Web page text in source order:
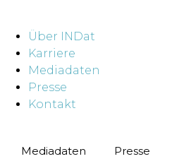
Über INDat
Karriere
Mediadaten
Presse
Kontakt
Mediadaten Presse